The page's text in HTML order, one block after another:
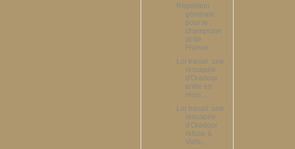
Répétition
générale
pour le
championn
at de
France ...
Loi travail: une
rescapée
d'Oradour
entre en
résis...
Loi travail: une
rescapée
d'Oradour
refuse à
Valls...